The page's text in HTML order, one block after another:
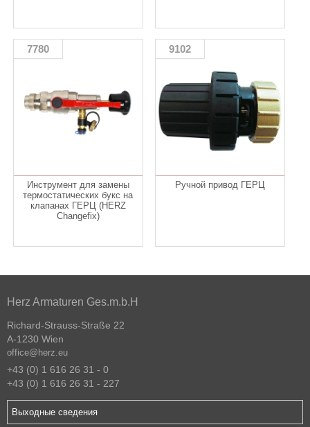
7780
Инструмент для замены
термостатических букс на
клапанах ГЕРЦ (HERZ
Changefix)
9102
Ручной привод ГЕРЦ
Herz Armaturen Ges.m.b.H
Richard-Strauss-Straße 22
A-1230 Wien
office@herz.eu
+43 (0) 1 616 26 31 - 0
+43 (0) 1 616 26 31 - 227
Выходные сведения